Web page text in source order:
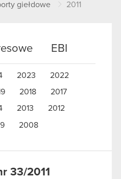
giełdowe 2011
EBI
2023
2022
2018
2017
2013 2012
2008
33/2011